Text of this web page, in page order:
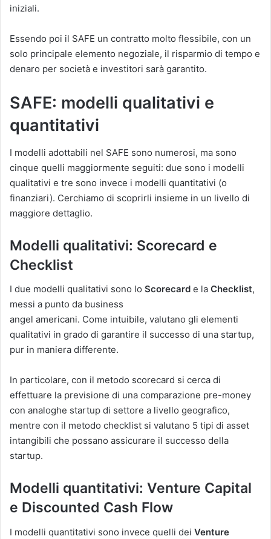
iniziali.
Essendo poi il SAFE un contratto molto flessibile, con un
solo principale elemento negoziale, il risparmio di tempo e
denaro per società e investitori sarà garantito.
SAFE: modelli qualitativi e
quantitativi
I modelli adottabili nel SAFE sono numerosi, ma sono
cinque quelli maggiormente seguiti: due sono i modelli
qualitativi e tre sono invece i modelli quantitativi (o
finanziari). Cerchiamo di scoprirli insieme in un livello di
maggiore dettaglio.
Modelli qualitativi: Scorecard e
Checklist
I due modelli qualitativi sono lo Scorecard e la Checklist,
messi a punto da business
angel americani. Come intuibile, valutano gli elementi
qualitativi in grado di garantire il successo di una startup,
pur in maniera differente.
In particolare, con il metodo scorecard si cerca di
effettuare la previsione di una comparazione pre-money
con analoghe startup di settore a livello geografico,
mentre con il metodo checklist si valutano 5 tipi di asset
intangibili che possano assicurare il successo della
startup.
Modelli quantitativi: Venture Capital
e Discounted Cash Flow
I modelli quantitativi sono invece quelli dei Venture